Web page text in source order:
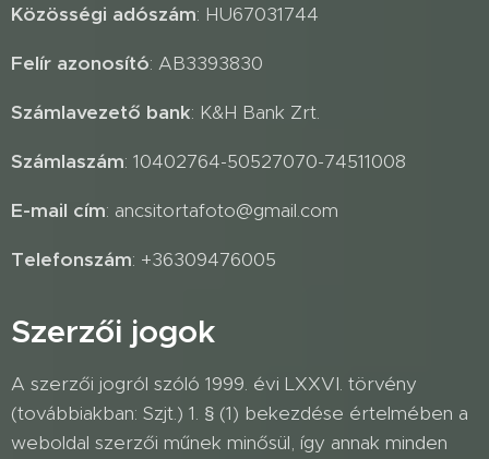
Közösségi adószám: HU67031744
Felír azonosító: AB3393830
Számlavezető bank: K&H Bank Zrt.
Számlaszám: 10402764-50527070-74511008
E-mail cím: ancsitortafoto@gmail.com
Telefonszám: +36309476005
Szerzői jogok
A szerzői jogról szóló 1999. évi LXXVI. törvény
(továbbiakban: Szjt.) 1. § (1) bekezdése értelmében a
weboldal szerzői műnek minősül, így annak minden